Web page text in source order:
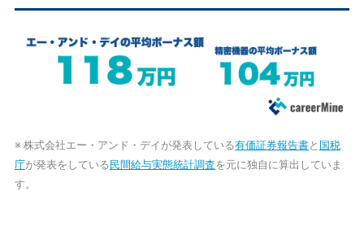
※ 株式会社エー・アンド・デイが発表している有価証券報告書と 国税
庁が発表をしている 民間給与実態統計調査を元に独自に算出していま
す。